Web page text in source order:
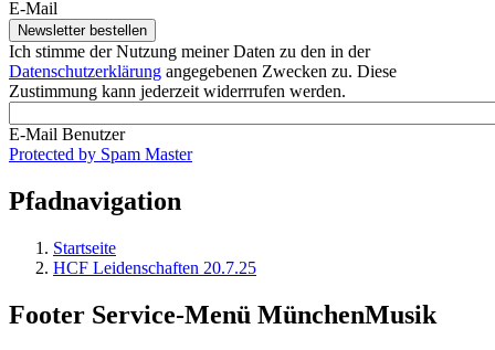
E-Mail
Ich stimme der Nutzung meiner Daten zu den in der
Datenschutzerklärung angegebenen Zwecken zu. Diese
Zustimmung kann jederzeit widerrrufen werden.
E-Mail Benutzer
Protected by Spam Master
Pfadnavigation
Startseite
HCF Leidenschaften 20.7.25
Footer Service-Menü MünchenMusik